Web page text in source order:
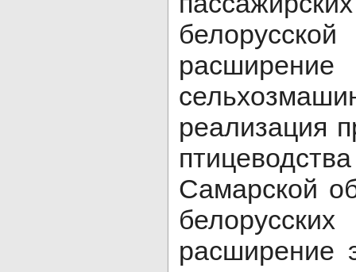
реализация
Самарской
расширение